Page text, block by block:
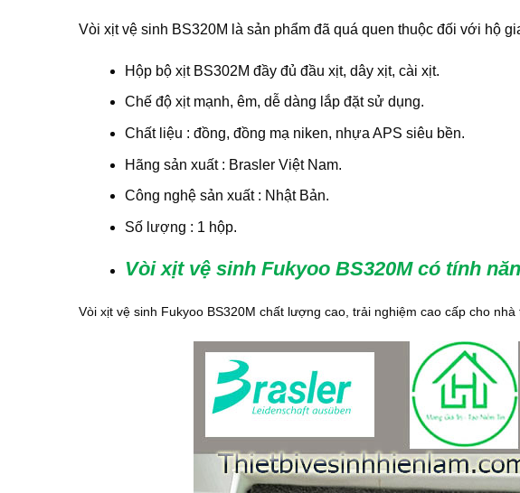
Vòi xịt vệ sinh BS320M là sản phẩm đã quá quen thuộc đối với hộ
Hộp bộ xịt BS302M đầy đủ đầu xịt, dây xịt, cài xịt.
Chế độ xịt mạnh, êm, dễ dàng lắp đặt sử dụng.
Chất liệu : đồng, đồng mạ niken, nhựa APS siêu bền.
Hãng sản xuất : Brasler Việt Nam.
Công nghệ sản xuất : Nhật Bản.
Số lượng : 1 hộp.
Vòi xịt vệ sinh Fukyoo BS320M có tính
Vòi xịt vệ sinh Fukyoo BS320M chất lượng cao, trải nghiệm cao cấp cho nhà